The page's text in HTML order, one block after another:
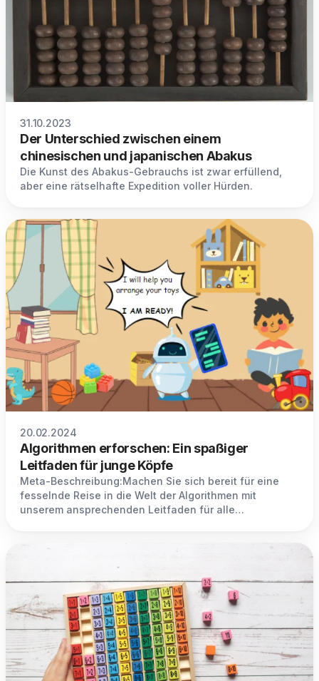
31.10.2023
Der Unterschied zwischen einem
chinesischen und japanischen Abakus
Die Kunst des Abakus-Gebrauchs ist zwar erfüllend,
aber eine rätselhafte Expedition voller Hürden.
20.02.2024
Algorithmen erforschen: Ein spaßiger
Leitfaden für junge Köpfe
Meta-Beschreibung:Machen Sie sich bereit für eine
fesselnde Reise in die Welt der Algorithmen mit
unserem ansprechenden Leitfaden für alle